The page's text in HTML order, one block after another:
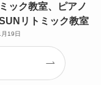
ミック教室、ピアノ
リトミック教室
19日